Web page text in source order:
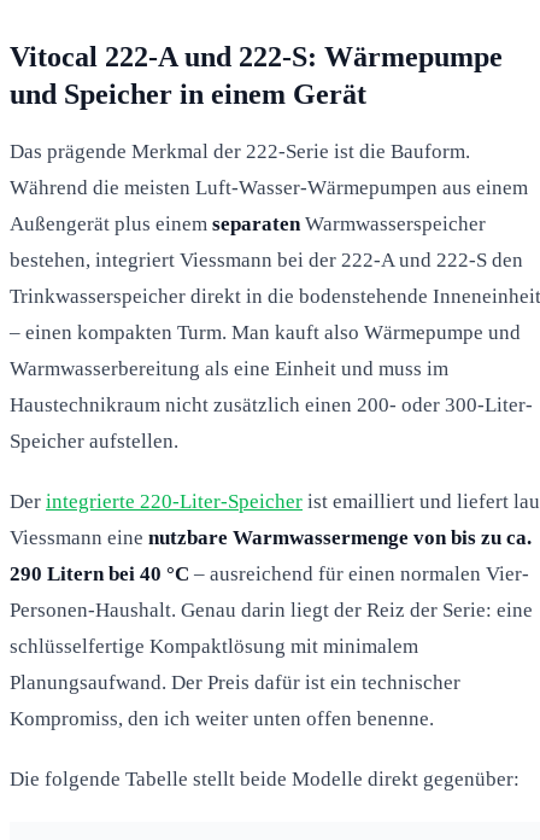
Vitocal 222-A und 222-S: Wärmepumpe
und Speicher in einem Gerät
Das prägende Merkmal der 222-Serie ist die Bauform.
Während die meisten Luft-Wasser-Wärmepumpen aus einem
Außengerät plus einem separaten Warmwasserspeicher
bestehen, integriert Viessmann bei der 222-A und 222-S den
Trinkwasserspeicher direkt in die bodenstehende Inneneinheit
– einen kompakten Turm. Man kauft also Wärmepumpe und
Warmwasserbereitung als eine Einheit und muss im
Haustechnikraum nicht zusätzlich einen 200- oder 300-Liter-
Speicher aufstellen.
Der integrierte 220-Liter-Speicher ist emailliert und liefert
Viessmann eine nutzbare Warmwassermenge von bis zu ca.
290 Litern bei 40 °C – ausreichend für einen normalen Vier-
Personen-Haushalt. Genau darin liegt der Reiz der Serie: eine
schlüsselfertige Kompaktlösung mit minimalem
Planungsaufwand. Der Preis dafür ist ein technischer
Kompromiss, den ich weiter unten offen benenne.
Die folgende Tabelle stellt beide Modelle direkt gegenüber: